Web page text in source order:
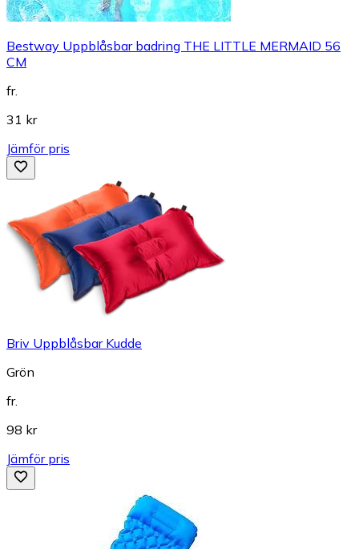
Bestway Uppblåsbar badring THE LITTLE MERMAID 56
CM
fr.
31 kr
Jämför pris
Briv Uppblåsbar Kudde
Grön
fr.
98 kr
Jämför pris